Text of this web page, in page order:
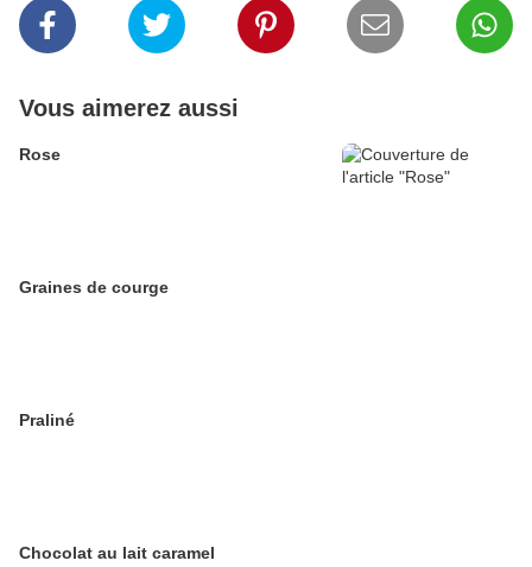
Vous aimerez aussi
Rose
Graines de courge
Praliné
Chocolat au lait caramel